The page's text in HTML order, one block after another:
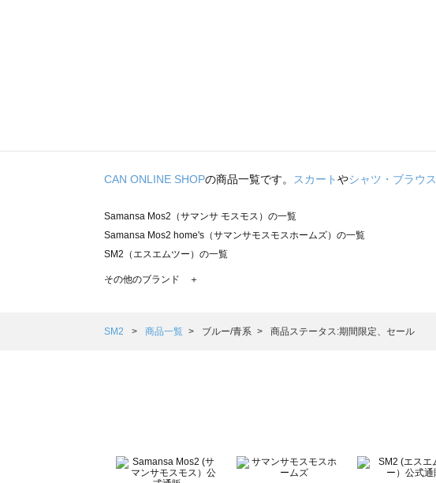
CAN ONLINE SHOPの商品一覧です。 スカートやシャツ・ブラウス
Samansa Mos2（サマンサ モスモス）の一覧
Samansa Mos2 home's（サマンサモスモスホームズ）の一覧
SM2（エスエムツー）の一覧
TSUHARU by Samansa Mos2（ツハルバイサマンサモスモス）の一覧
Samansa Mos2 Lagom（サマンサモスモス ラーゴム）の一覧
BETTY'S BLUE（べティーズブルー）の一覧
その他のブランド ＋
SM2 商品一覧 ブルー/青系 商品ステータス:期間限定、セール